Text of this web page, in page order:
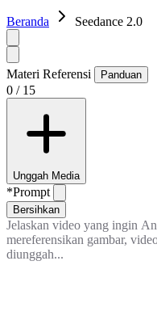
Beranda Seedance 2.0
Materi Referensi Panduan
0 / 15
Unggah Media
*Prompt
Bersihkan